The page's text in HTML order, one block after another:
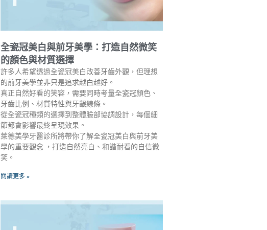
全瓷冠美白與前牙美學：打造自然微笑
的顏色與材質選擇
許多人希望透過全瓷冠美白改善牙齒外觀，但理想
的前牙美學並非只是追求越白越好。
真正自然好看的笑容，需要同時考量全瓷冠顏色、
牙齒比例、材質特性與牙齦線條。
從全瓷冠種類的選擇到整體臉部協調設計，每個細
節都會影響最終呈現效果。
萊德美學牙醫診所將帶你了解全瓷冠美白與前牙美
學的重要觀念 ，打造自然亮白、和諧耐看的自信微
笑。
閱讀更多 »